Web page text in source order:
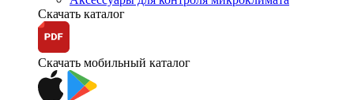
Скачать каталог
Скачать мобильный каталог